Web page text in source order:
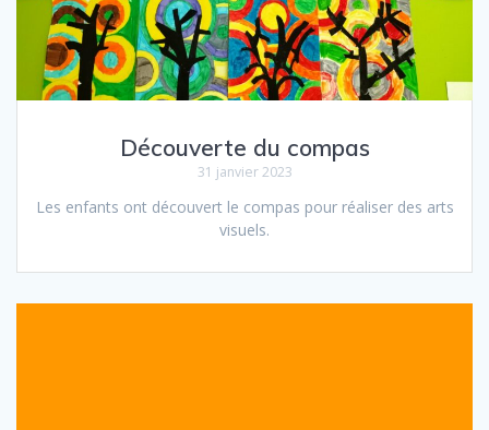
Découverte du compas
31 janvier 2023
Les enfants ont découvert le compas pour réaliser des arts
visuels.